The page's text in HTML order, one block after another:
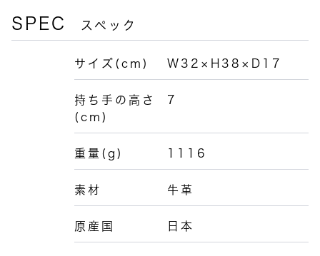
個
SPEC スペック
サイズ(cm) W32×H38×D17
持ち手の高さ
(cm)
7
重量(g) 1116
素材 牛革
原産国 日本